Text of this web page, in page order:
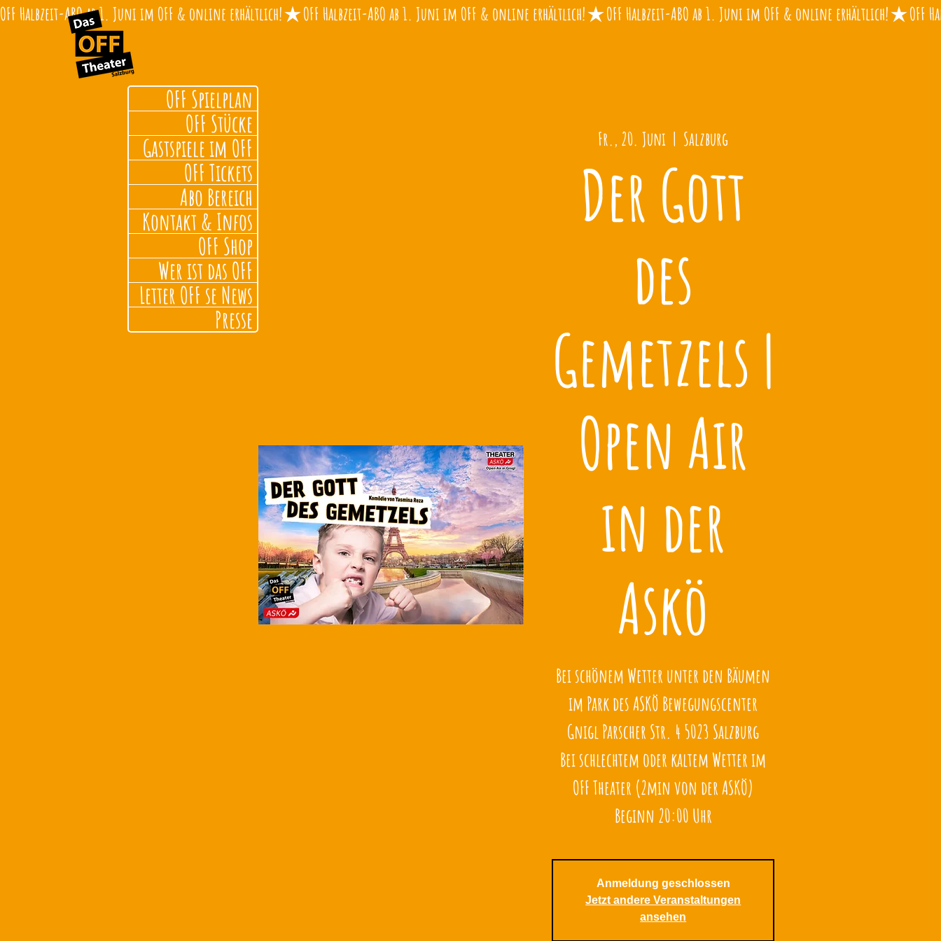
OFF Halbzeit-ABO ab 1. Juni im OFF & online erhältlich!
Fr., 20. Juni
  |
Salzburg
Der Gott
des
Gemetzels |
Open Air
in der
Askö
Bei schönem Wetter unter den Bäumen
im Park des ASKÖ Bewegungscenter
Gnigl Parscher Str. 4 5023 Salzburg
Bei schlechtem oder kaltem Wetter im
OFF Theater (2min von der ASKÖ)
Beginn 20:00 Uhr
Anmeldung geschlossen
Jetzt andere Veranstaltungen
ansehen
OFF Spielplan
OFF Stücke
Gastspiele im OFF
OFF Tickets
Abo Bereich
Kontakt & Infos
OFF Shop
Wer ist das OFF
Letter OFF se News
Presse